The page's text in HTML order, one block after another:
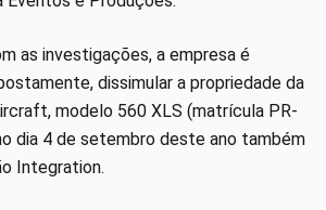
as investigações, a empresa é
dissimular a propriedade da
modelo 560 XLS (matrícula PR-
dia 4 de setembro deste ano também
Integration.